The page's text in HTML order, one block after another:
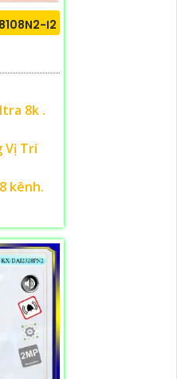
I2
8k .
Vị Trí
kênh.